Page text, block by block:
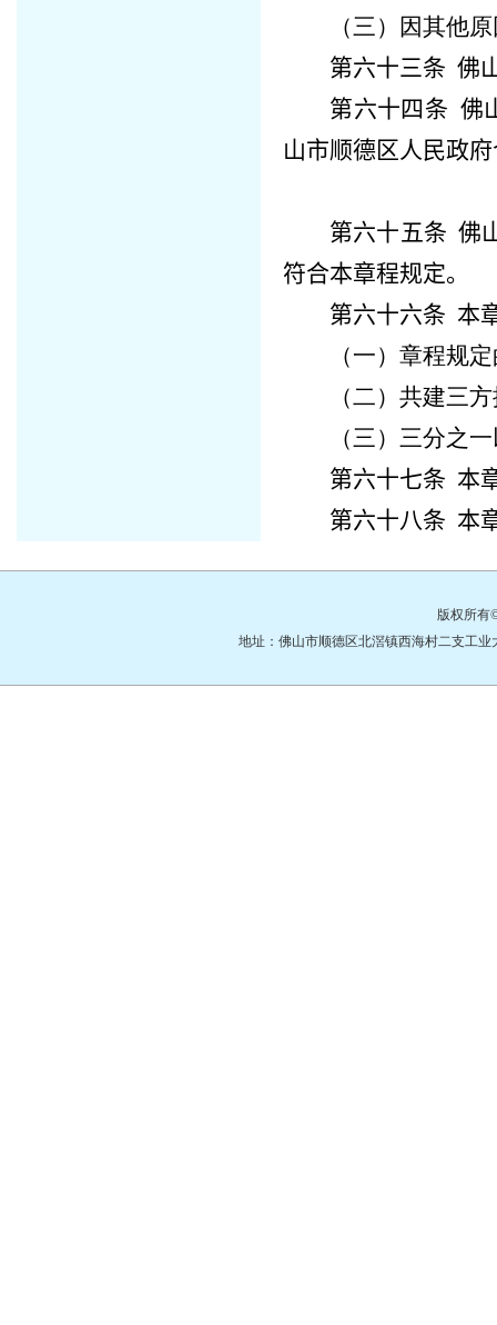
（三）因其他
第六十三条佛
第六十四条 佛
山市顺德区人民政
第六十五条佛
符合本章程规定。
第六十六条 本
（一）章程规
（二）共建三
（三）三分之
第六十七条 本
第六十八条 本
版权所有
地址：佛山市顺德区北滘镇西海村二支工